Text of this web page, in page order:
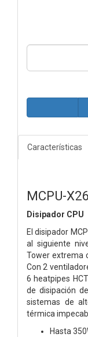
Características
MCPU-
Disipador CPU
El disipador
al siguiente
Tower extrema
Con 2
6 heatpipes
de disipación
sistemas de
térmica
Hasta